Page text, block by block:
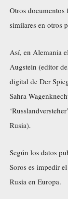
Otros documentos
similares en otros
Así, en Alemania
Augstein (editor
digital de Der
Sahra
Rusia).
Según los datos
Soros es impedir
Rusia en Europa.